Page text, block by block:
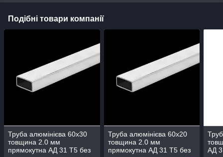
Подібні товари компанії
Труба алюмінієва 60х30
товщина 2.0 мм
прямокутна АД 31 Т5 без
Труба алюмінієва 60х20
товщина 2.0 мм
прямокутна АД 31 Т5 без
АД